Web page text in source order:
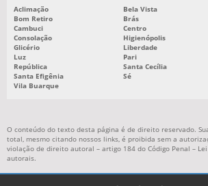
Aclimação
Bela Vista
Bom Retiro
Brás
Cambuci
Centro
Consolação
Higienópolis
Glicério
Liberdade
Luz
Pari
República
Santa Cecília
Santa Efigênia
Sé
Vila Buarque
O conteúdo do texto desta página é de direito reservado.
total, mesmo citando nossos links, é proibida sem a
violação de direito autoral – artigo 184 do Código Penal –
autorais.